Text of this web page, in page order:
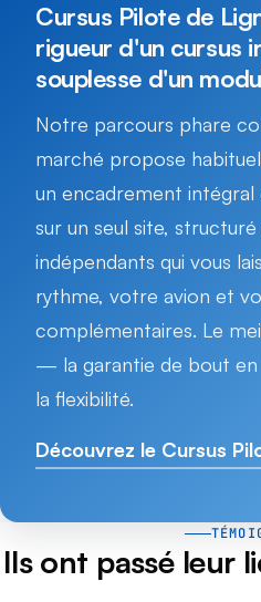
Cursus Pilote de
rigueur d'un cursus
souplesse d'un
Notre parcours phare
marché propose
un encadrement intégral
sur un seul site,
indépendants qui vous
rythme, votre avion et
complémentaires. Le
— la garantie de bout
la flexibilité.
Découvrez le Cursus
Ils ont passé leur